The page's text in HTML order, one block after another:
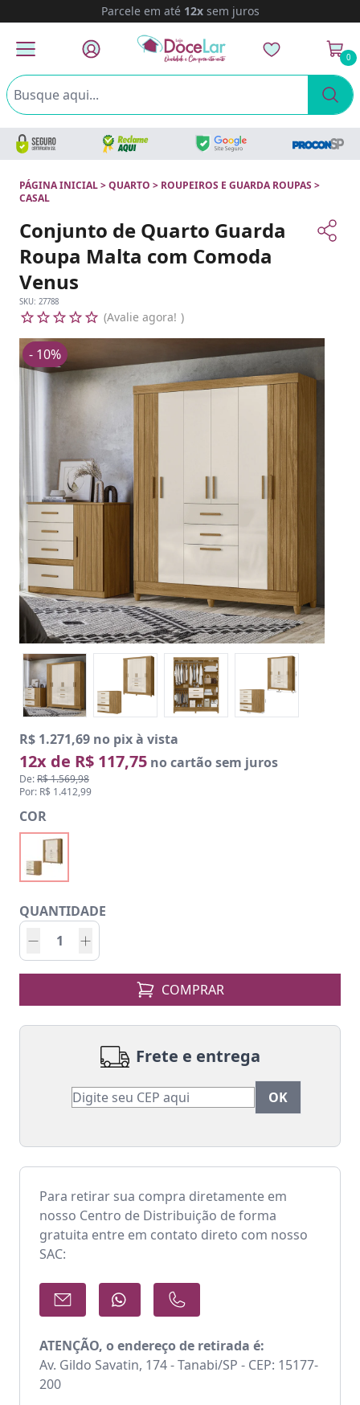
Parcele em até 12xsem juros
0
PÁGINA INICIAL>QUARTO > ROUPEIROS E GUARDA ROUPAS >
CASAL
Conjunto de Quarto Guarda
Roupa Malta com Comoda
Venus
SKU: 27788
Avalie agora!
R$ 1.271,69 no pix à vista
12x de R$ 117,75 no cartão sem juros
De:R$ 1.569,98
Por: R$ 1.412,99
- 10%
COR
QUANTIDADE
COMPRAR
Frete e entrega
Para retirar sua compra diretamente em
nosso Centro de Distribuição de forma
gratuita entre em contato direto com nosso
SAC:
ATENÇÃO, o endereço de retirada é:
Av. Gildo Savatin, 174 - Tanabi/SP - CEP: 15177-
200